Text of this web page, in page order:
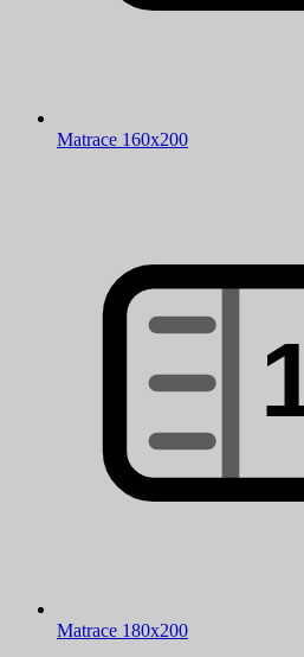
Matrace 160x200
Matrace 180x200